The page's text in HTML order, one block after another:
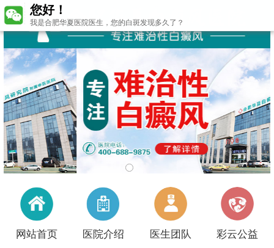
网站首页 医院介绍 医生团队 彩云公益
您好！
我是合肥华夏医院医生，您的白斑发现多久了？